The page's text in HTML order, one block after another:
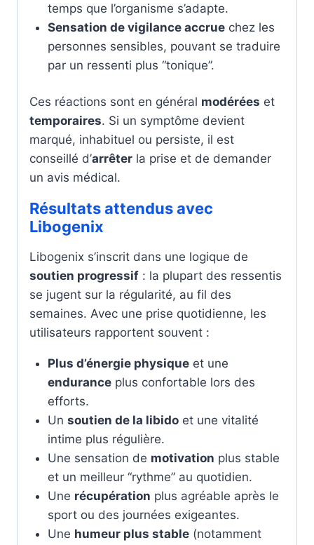
temps que l’organisme s’adapte.
Sensation de vigilance accruechez les
personnes sensibles, pouvant se traduire
par un ressenti plus “tonique”.
Ces réactions sont en général modérées et
temporaires. Si un symptôme devient
marqué, inhabituel ou persiste, il est
conseillé d’arrêter la prise et de demander
un avis médical.
Résultats attendus avec
Libogenix
Libogenix s’inscrit dans une logique de
soutien progressif : la plupart des ressentis
se jugent sur la régularité, au fil des
semaines. Avec une prise quotidienne, les
utilisateurs rapportent souvent :
Plus d’énergie physiqueet une
enduranceplus confortable lors des
efforts.
Un soutien de la libidoet une vitalité
intime plus régulière.
Une sensation de motivation plus stable
et un meilleur “rythme” au quotidien.
Une récupération plus agréable après le
sport ou des journées exigeantes.
Une humeur plus stable(notamment